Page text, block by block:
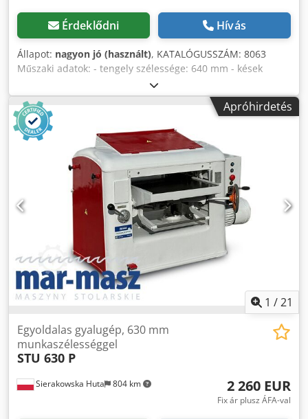
Érdeklődni Hívás
Állapot: nagyon jó (használt), KATALÓGUSSZÁM: 8063
Műszaki adatok: - tengely szélessége: 640 mm - kések
száma: 4 db - megmunkálható anyag maximális
vastagsága: 300 mm Chodpfxszrwdnj Akwja - felülről: -
reteszek - fogaskerekes, húzó, csavaró adagoló tengely -
nyomóhenger - faragótengely - nyomóhenger - sima, húzó,
gumírozott adagoló tengely - digitális vastagságkijelző -
motor: 7,5 kW - elektromos fék - elektromos aszemelés - 4
fokozatú fordulatszám: 5000/8000/12000/19000 m/perc -
szívócső átmérője: 160 mm - méretek (h/sz/m):
1400x1100x1250 mm - súly: 955 kg Előnyök: - olasz
gyártmány - elektromos vastagságkijelző - elektromos
aszemelés - festetlen - használt faragológép, nagyon jó
állapotban, eredeti DTR dokumentációval Nettó ár: 32900
PLN Nettó ár: 7835 EUR, a 4,20 EUR árfolyamtól függően (Az
árak a jelentősebb árfolyamváltozásokkal együtt
változhatnak)
Apróhirdetés
1 /21
Sierakowska Huta 804 km
Egyoldalas gyalugép, 630 mm
munkaszélességgel
STU 630 P
2 260 EUR
Fix ár plusz ÁFA-val